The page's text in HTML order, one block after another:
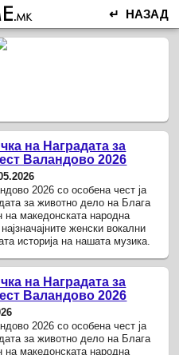
↵ НАЗАД
на Наградата за
Валандово 2026
2026 со особена чест ја
за животно дело на Блага
на македонската народна
женски вокални
историја на нашата музика.
на Наградата за
Валандово 2026
2026 со особена чест ја
за животно дело на Блага
на македонската народна